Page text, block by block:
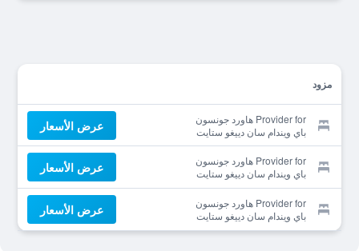
مزود
Provider for هاورد جونسون
باي ويندام سان دييغو ستايت
يونيفرسيتي أريا
عرض الأسعار
Provider for هاورد جونسون
باي ويندام سان دييغو ستايت
يونيفرسيتي أريا
عرض الأسعار
Provider for هاورد جونسون
باي ويندام سان دييغو ستايت
يونيفرسيتي أريا
عرض الأسعار